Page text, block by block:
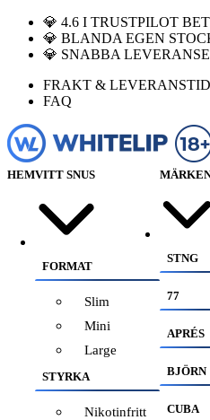
💎 4.6 I TRUSTPILOT
💎 BLANDA EGEN
💎 SNABBA
FRAKT &
FAQ
HEMVITT SNUS
FORMAT
Slim
Mini
Large
STYRKA
Nikotinfritt
STNG
77
APRÉS
BJÖRN
CUBA